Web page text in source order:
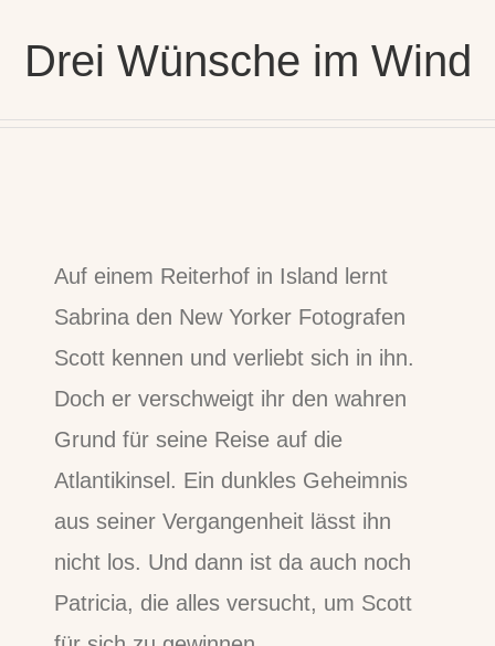
Drei Wünsche im Wind
Auf einem Reiterhof in Island lernt
Sabrina den New Yorker Fotografen
Scott kennen und verliebt sich in ihn.
Doch er verschweigt ihr den wahren
Grund für seine Reise auf die
Atlantikinsel. Ein dunkles Geheimnis
aus seiner Vergangenheit lässt ihn
nicht los. Und dann ist da auch noch
Patricia, die alles versucht, um Scott